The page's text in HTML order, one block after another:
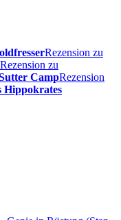
Rezension zu
Rezension zu
CampRezension
Hippokrates